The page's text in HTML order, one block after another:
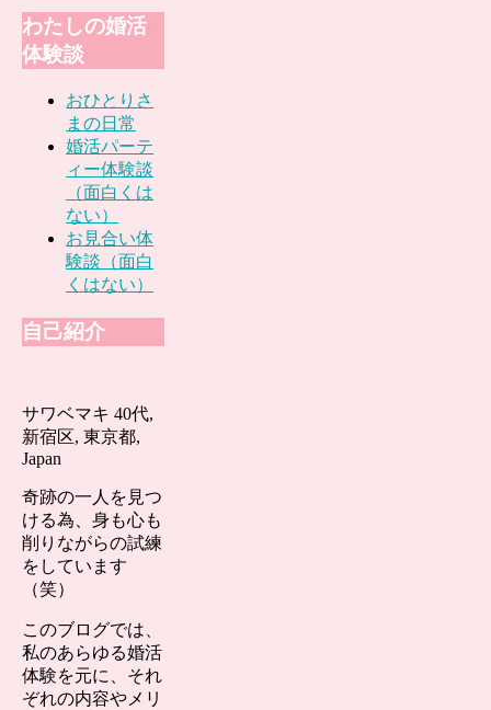
わたしの婚活
体験談
おひとりさ
まの日常
婚活パーテ
ィー体験談
（面白くは
ない）
お見合い体
験談（面白
くはない）
自己紹介
サワベマキ 40代,
新宿区, 東京都,
Japan
奇跡の一人を見つ
ける為、身も心も
削りながらの試練
をしています
（笑）
このブログでは、
私のあらゆる婚活
体験を元に、それ
ぞれの内容やメリ